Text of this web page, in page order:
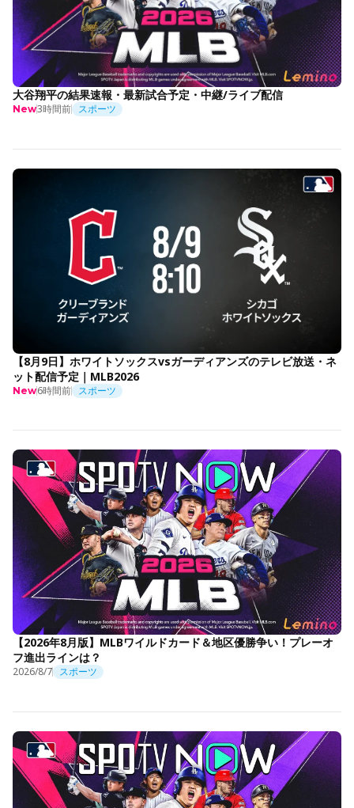
大谷翔平の結果速報・最新試合予定・中継/ライブ配信
New3時間前 スポーツ
【8月9日】ホワイトソックスvsガーディアンズのテレビ放送・ネ
ット配信予定｜MLB2026
New6時間前 スポーツ
【2026年8月版】MLBワイルドカード＆地区優勝争い！プレーオ
フ進出ラインは？
2026/8/7 スポーツ